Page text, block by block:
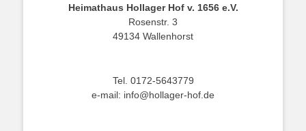
Heimathaus Hollager Hof v. 1656 e.V.
Rosenstr. 3
49134 Wallenhorst
Tel. 0172-5643779
e-mail: info@hollager-hof.de